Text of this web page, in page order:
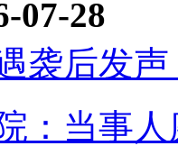
07-28
袭后发
：当事